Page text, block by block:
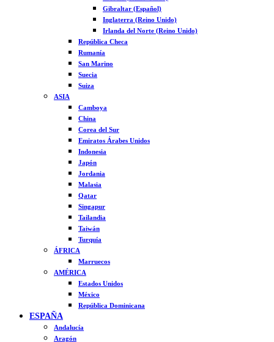
Gibraltar (Español)
Inglaterra (Reino Unido)
Irlanda del Norte (Reino Unido)
República Checa
Rumanía
San Marino
Suecia
Suiza
ASIA
Camboya
China
Corea del Sur
Emiratos Árabes Unidos
Indonesia
Japón
Jordania
Malasia
Qatar
Singapur
Tailandia
Taiwán
Turquía
ÁFRICA
Marruecos
AMÉRICA
Estados Unidos
México
República Dominicana
ESPAÑA
Andalucía
Aragón